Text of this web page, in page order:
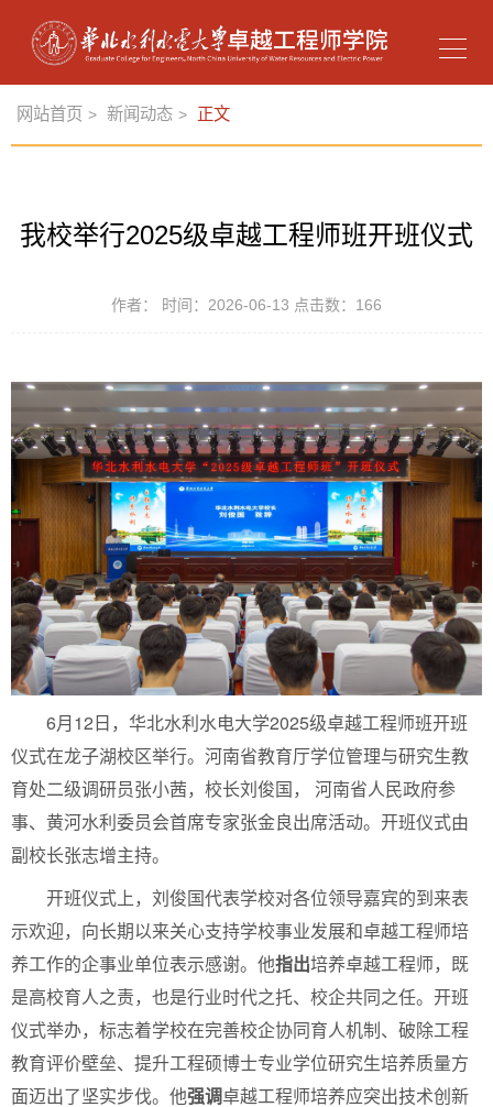
网站首页 > 新闻动态 > 正文
我校举行2025级卓越工程师班开班仪式
作者： 时间：2026-06-13 点击数： 166
6月12日，华北水利水电大学2025级卓越工程师班开班
仪式在龙子湖校区举行。河南省教育厅学位管理与研究生教
育处二级调研员张小茜，校长刘俊国， 河南省人民政府参
事、黄河水利委员会首席专家张金良出席活动。开班仪式由
副校长张志增主持。
开班仪式上，刘俊国代表学校对各位领导嘉宾的到来表
示欢迎，向长期以来关心支持学校事业发展和卓越工程师培
养工作的企事业单位表示感谢。他指出培养卓越工程师，既
是高校育人之责，也是行业时代之托、校企共同之任。开班
仪式举办，标志着学校在完善校企协同育人机制、破除工程
教育评价壁垒、提升工程硕博士专业学位研究生培养质量方
面迈出了坚实步伐。他强调卓越工程师培养应突出技术创新